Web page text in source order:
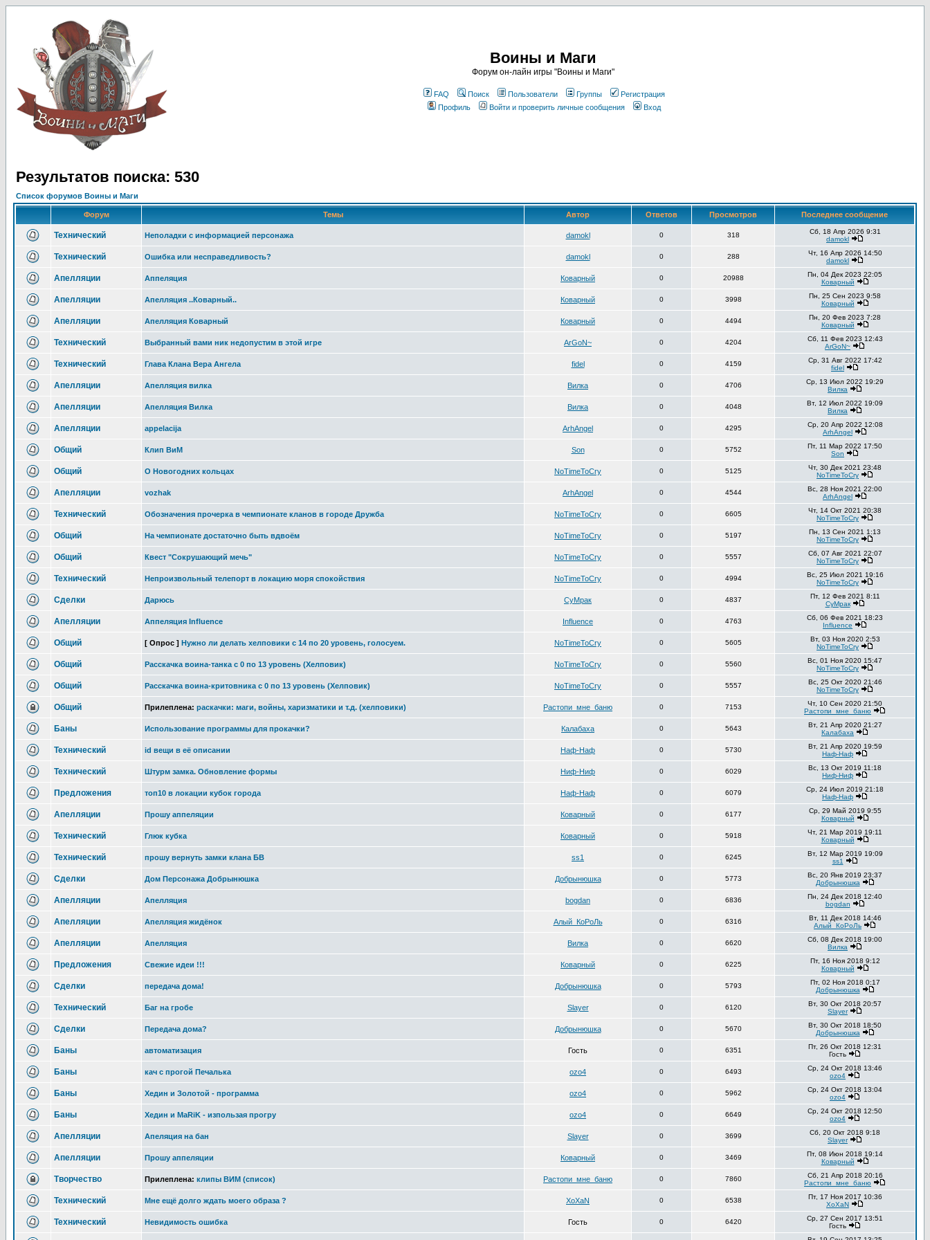
Воины и Маги
Форум он-лайн игры "Воины и Маги"
FAQ Поиск Пользователи Группы
Регистрация
Профиль
Войти и проверить личные сообщения Вход
Результатов поиска: 530
Список форумов Воины и Маги
Форум Темы Автор Ответов Просмотров Последнее сообщение
Технический Неполадки с информацией персонажа damokl 0 318
Сб, 18 Апр 2026 9:31
damokl
Технический Ошибка или несправедливость? damokl 0 288
Чт, 16 Апр 2026 14:50
damokl
Апелляции Аппеляция Коварный 0 20988
Пн, 04 Дек 2023 22:05
Коварный
Апелляции Апелляция ..Коварный.. Коварный 0 3998
Пн, 25 Сен 2023 9:58
Коварный
Апелляции Апелляция Коварный Коварный 0 4494
Пн, 20 Фев 2023 7:28
Коварный
Технический Выбранный вами ник недопустим в этой игре ArGoN~ 0 4204
Сб, 11 Фев 2023 12:43
ArGoN~
Технический Глава Клана Вера Ангела fidel 0 4159
Ср, 31 Авг 2022 17:42
fidel
Апелляции Апелляция вилка Вилка 0 4706
Ср, 13 Июл 2022 19:29
Вилка
Апелляции Апелляция Вилка Вилка 0 4048
Вт, 12 Июл 2022 19:09
Вилка
Апелляции appelacija ArhAngel 0 4295
Ср, 20 Апр 2022 12:08
ArhAngel
Общий Клип ВиМ Son 0 5752
Пт, 11 Мар 2022 17:50
Son
Общий О Новогодних кольцах NoTimeToCry 0 5125
Чт, 30 Дек 2021 23:48
NoTimeToCry
Апелляции vozhak ArhAngel 0 4544
Вс, 28 Ноя 2021 22:00
ArhAngel
Технический Обозначения прочерка в чемпионате кланов в городе Дружба NoTimeToCry 0 6605
Чт, 14 Окт 2021 20:38
NoTimeToCry
Общий На чемпионате достаточно быть вдвоём NoTimeToCry 0 5197
Пн, 13 Сен 2021 1:13
NoTimeToCry
Общий Квест "Сокрушающий мечь" NoTimeToCry 0 5557
Сб, 07 Авг 2021 22:07
NoTimeToCry
Технический Непроизвольный телепорт в локацию моря спокойствия NoTimeToCry 0 4994
Вс, 25 Июл 2021 19:16
NoTimeToCry
Сделки Дарюсь СуМрак 0 4837
Пт, 12 Фев 2021 8:11
СуМрак
Апелляции Аппеляция Influence Influence 0 4763
Сб, 06 Фев 2021 18:23
Influence
Общий [ Опрос ] Нужно ли делать хелповики с 14 по 20 уровень, голосуем. NoTimeToCry 0 5605
Вт, 03 Ноя 2020 2:53
NoTimeToCry
Общий Расскачка воина-танка с 0 по 13 уровень (Хелповик) NoTimeToCry 0 5560
Вс, 01 Ноя 2020 15:47
NoTimeToCry
Общий Расскачка воина-критовника с 0 по 13 уровень (Хелповик) NoTimeToCry 0 5557
Вс, 25 Окт 2020 21:46
NoTimeToCry
Общий Прилеплена: раскачки: маги, войны, харизматики и т.д. (хелповики) Растопи_мне_баню 0 7153
Чт, 10 Сен 2020 21:50
Растопи_мне_баню
Баны Использование программы для прокачки? Калабаха 0 5643
Вт, 21 Апр 2020 21:27
Калабаха
Технический id вещи в её описании Наф-Наф 0 5730
Вт, 21 Апр 2020 19:59
Наф-Наф
Технический Штурм замка. Обновление формы Ниф-Ниф 0 6029
Вс, 13 Окт 2019 11:18
Ниф-Ниф
Предложения топ10 в локации кубок города Наф-Наф 0 6079
Ср, 24 Июл 2019 21:18
Наф-Наф
Апелляции Прошу аппеляции Коварный 0 6177
Ср, 29 Май 2019 9:55
Коварный
Технический Глюк кубка Коварный 0 5918
Чт, 21 Мар 2019 19:11
Коварный
Технический прошу вернуть замки клана БВ ss1 0 6245
Вт, 12 Мар 2019 19:09
ss1
Сделки Дом Персонажа Добрынюшка Добрынюшка 0 5773
Вс, 20 Янв 2019 23:37
Добрынюшка
Апелляции Апелляция bogdan 0 6836
Пн, 24 Дек 2018 12:40
bogdan
Апелляции Апелляция жидёнок Алый_КоРоЛь 0 6316
Вт, 11 Дек 2018 14:46
Алый_КоРоЛь
Апелляции Апелляция Вилка 0 6620
Сб, 08 Дек 2018 19:00
Вилка
Предложения Свежие идеи !!! Коварный 0 6225
Пт, 16 Ноя 2018 9:12
Коварный
Сделки передача дома! Добрынюшка 0 5793
Пт, 02 Ноя 2018 0:17
Добрынюшка
Технический Баг на гробе Slayer 0 6120
Вт, 30 Окт 2018 20:57
Slayer
Сделки Передача дома? Добрынюшка 0 5670
Вт, 30 Окт 2018 18:50
Добрынюшка
Баны автоматизация Гость 0 6351
Пт, 26 Окт 2018 12:31
Гость
Баны кач с прогой Печалька ozo4 0 6493
Ср, 24 Окт 2018 13:46
ozo4
Баны Хедин и Золотой - программа ozo4 0 5962
Ср, 24 Окт 2018 13:04
ozo4
Баны Хедин и MaRiK - изпользая прогру ozo4 0 6649
Ср, 24 Окт 2018 12:50
ozo4
Апелляции Апеляция на бан Slayer 0 3699
Сб, 20 Окт 2018 9:18
Slayer
Апелляции Прошу аппеляции Коварный 0 3469
Пт, 08 Июн 2018 19:14
Коварный
Творчество Прилеплена: клипы ВИМ (список) Растопи_мне_баню 0 7860
Сб, 21 Апр 2018 20:16
Растопи_мне_баню
Технический Мне ещё долго ждать моего образа ? XoXaN 0 6538
Пт, 17 Ноя 2017 10:36
XoXaN
Технический Невидимость ошибка Гость 0 6420
Ср, 27 Сен 2017 13:51
Гость